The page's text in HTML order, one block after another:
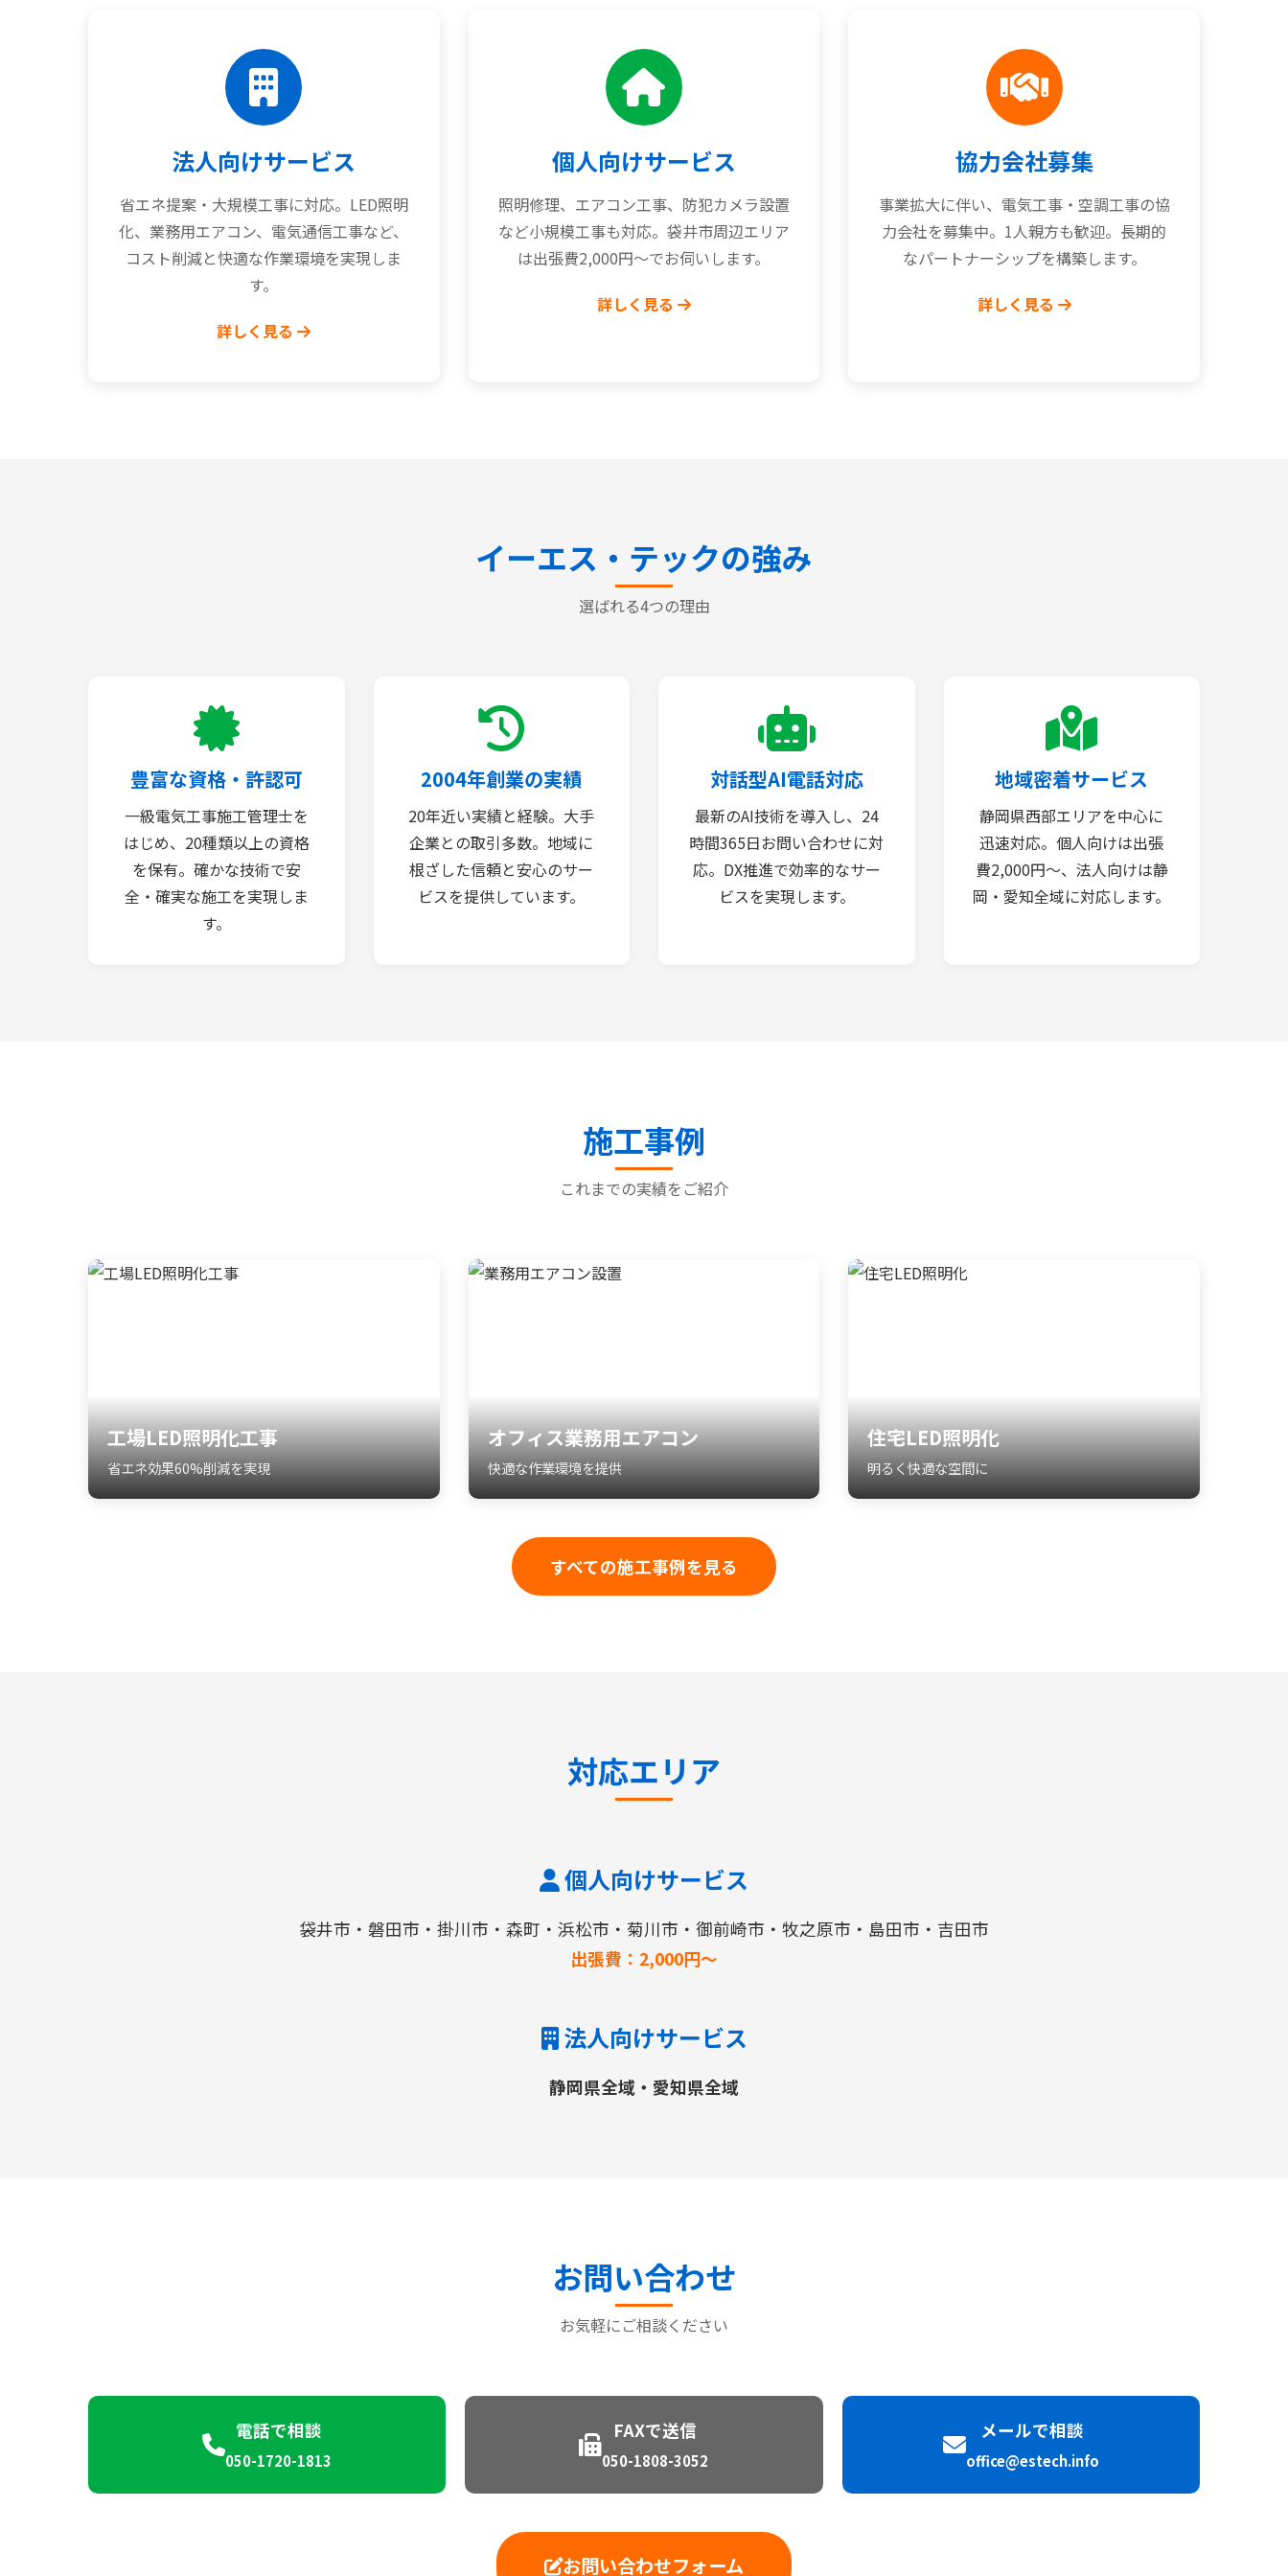
法人向けサービス
省エネ提案・大規模工事に対応。LED照明
化、業務用エアコン、電気通信工事など、
コスト削減と快適な作業環境を実現しま
す。
詳しく見る
個人向けサービス
照明修理、エアコン工事、防犯カメラ設置
など小規模工事も対応。袋井市周辺エリア
は出張費2,000円～でお伺いします。
詳しく見る
協力会社募集
事業拡大に伴い、電気工事・空調工事の協
力会社を募集中。1人親方も歓迎。長期的
なパートナーシップを構築します。
詳しく見る
イーエス・テックの強み
選ばれる4つの理由
豊富な資格・許認可
一級電気工事施工管理士を
はじめ、20種類以上の資格
を保有。確かな技術で安
全・確実な施工を実現しま
す。
2004年創業の実績
20年近い実績と経験。大手
企業との取引多数。地域に
根ざした信頼と安心のサー
ビスを提供しています。
対話型AI電話対応
最新のAI技術を導入し、24
時間365日お問い合わせに対
応。DX推進で効率的なサー
ビスを実現します。
地域密着サービス
静岡県西部エリアを中心に
迅速対応。個人向けは出張
費2,000円～、法人向けは静
岡・愛知全域に対応します。
施工事例
これまでの実績をご紹介
工場LED照明化工事
省エネ効果60%削減を実現
オフィス業務用エアコン
快適な作業環境を提供
住宅LED照明化
明るく快適な空間に
すべての施工事例を見る
対応エリア
個人向けサービス
袋井市・磐田市・掛川市・森町・浜松市・菊川市・御前崎市・牧之原市・島田市・吉田市
出張費：2,000円～
法人向けサービス
静岡県全域・愛知県全域
お問い合わせ
お気軽にご相談ください
電話で相談
050-1720-1813
FAXで送信
050-1808-3052
メールで相談
office@estech.info
お問い合わせフォーム